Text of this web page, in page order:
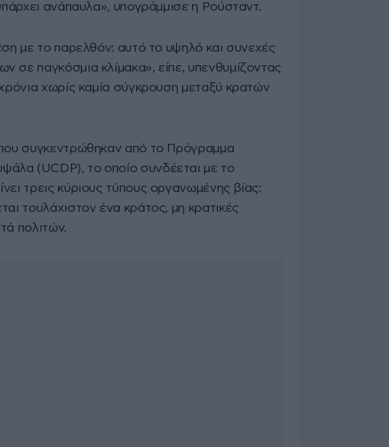
ανάπαυλα», υπογράμμισε η Ρούσταντ.
με το παρελθόν: αυτό το υψηλό και συνεχές
σε παγκόσμια κλίμακα», είπε, υπενθυμίζοντας
χωρίς καμία σύγκρουση μεταξύ κρατών
συγκεντρώθηκαν από το Πρόγραμμα
(UCDP), το οποίο συνδέεται με το
τρεις κύριους τύπους οργανωμένης βίας:
τουλάχιστον ένα κράτος, μη κρατικές
πολιτών.